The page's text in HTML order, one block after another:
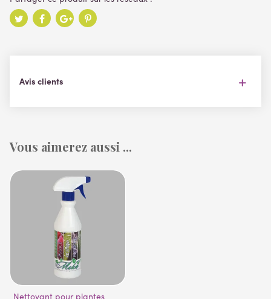
Avis clients
Vous aimerez aussi ...
Nettoyant pour plantes